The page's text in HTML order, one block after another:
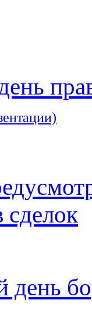
сделок